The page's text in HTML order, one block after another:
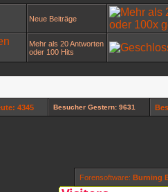
Neue Beiträge
Mehr als 20 Antworten
oder 100 Hits
4345 Besucher Gestern: 9631
Forensoftware: Burning